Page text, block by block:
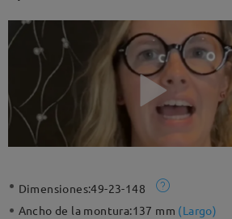
Dimensiones:49-23-148
Ancho de la montura:137 mm (Largo)